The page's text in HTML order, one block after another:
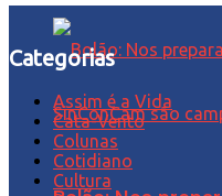
Categorias
Assim é a Vida
Cata-Vento
Colunas
Cotidiano
Cultura